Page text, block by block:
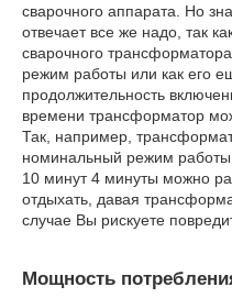
сварочного аппарата. Но
отвечает все же надо, так
сварочного
режим работы или как его
продолжительность
времени трансформатор
Так, например,
номинальный режим работы
10 минут 4 минуты можно
отдыхать, давая
случае Вы рискуете
Мощность